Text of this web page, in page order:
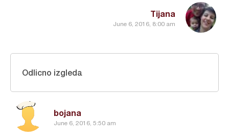
Tijana
June 6, 2016, 8:00 am
bojana
June 6, 2016, 5:50 am
Odlicno izgleda